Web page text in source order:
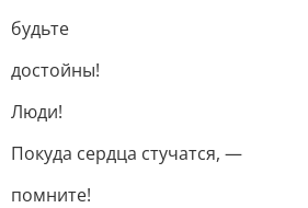
будьте
достойны!
Люди!
Покуда сердца стучатся, —
помните!